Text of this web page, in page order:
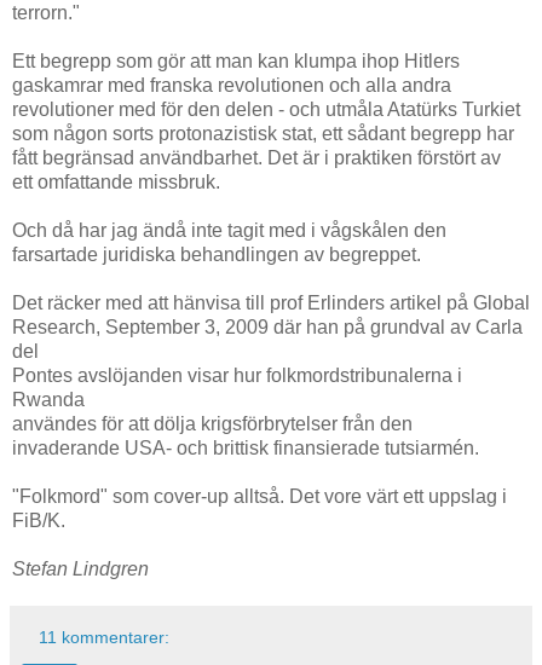
terrorn."
Ett begrepp som gör att man kan klumpa ihop Hitlers
gaskamrar med franska revolutionen och alla andra
revolutioner med för den delen - och utmåla Atatürks Turkiet
som någon sorts protonazistisk stat, ett sådant begrepp har
fått begränsad användbarhet. Det är i praktiken förstört av
ett omfattande missbruk.
Och då har jag ändå inte tagit med i vågskålen den
farsartade juridiska behandlingen av begreppet.
Det räcker med att hänvisa till prof Erlinders artikel på Global
Research, September 3, 2009 där han på grundval av Carla
del
Pontes avslöjanden visar hur folkmordstribunalerna i
Rwanda
användes för att dölja krigsförbrytelser från den
invaderande USA- och brittisk finansierade tutsiarmén.
"Folkmord" som cover-up alltså. Det vore värt ett uppslag i
FiB/K.
Stefan Lindgren
11 kommentarer: